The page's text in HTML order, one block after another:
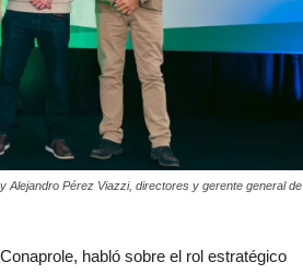
Alejandro Pérez Viazzi, directores y gerente general de
habló sobre el rol estratégico